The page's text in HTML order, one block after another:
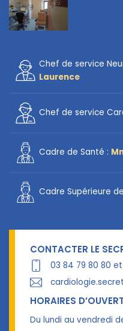
Chef de service
Laurence
Chef de service
Cadre de Santé :
Cadre Supérieure
CONTACTER LE
03 84 79 80 80
HORAIRES
Du lundi au vendredi